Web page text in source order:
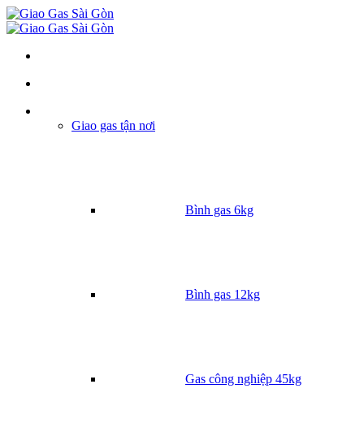
Giao gas tận nơi
Bình gas 6kg
Bình gas 12kg
Gas công nghiệp 45kg